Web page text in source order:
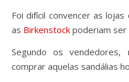
Foi difícil convencer as
as Birkenstock poderiam ser
Segundo os vendedores,
comprar aquelas sandálias